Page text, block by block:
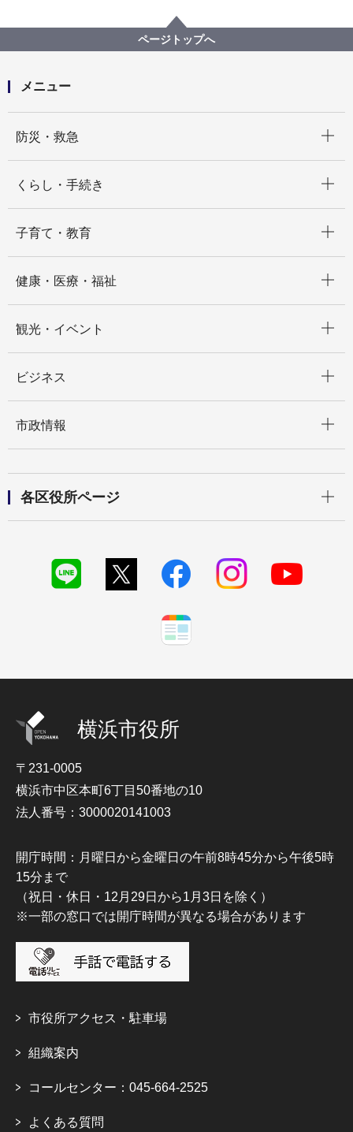
【終了しました】【公募型指名競争入札】令和７年度
版介護保険制度概要冊子（ポケットサイズ）の作成業
ページトップへ
メニュー
防災・救急
くらし・手続き
子育て・教育
健康・医療・福祉
観光・イベント
ビジネス
市政情報
各区役所ページ
横浜市役所
〒231-0005
横浜市中区本町6丁目50番地の10
法人番号：3000020141003
開庁時間：月曜日から金曜日の午前8時45分から午後5時
15分まで
（祝日・休日・12月29日から1月3日を除く）
※一部の窓口では開庁時間が異なる場合があります
市役所アクセス・駐車場
組織案内
コールセンター：045-664-2525
よくある質問